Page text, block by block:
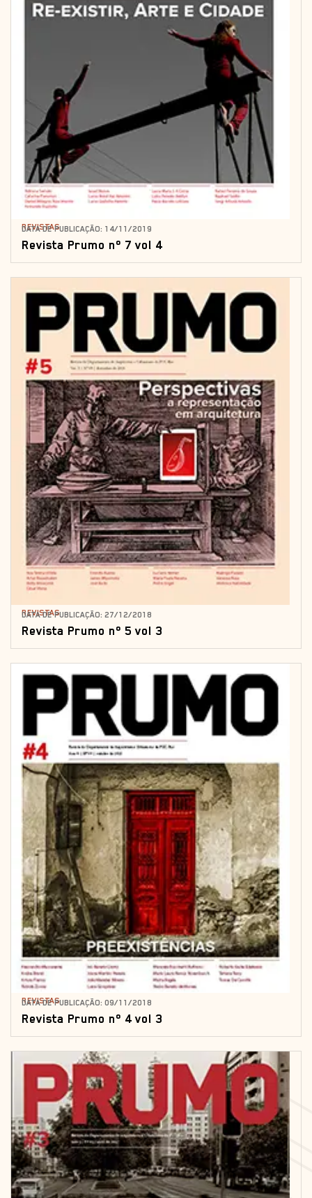
REVISTAS
DATA DE PUBLICAÇÃO: 14/11/2019
Revista Prumo nº 7 vol 4
REVISTAS
DATA DE PUBLICAÇÃO: 27/12/2018
Revista Prumo nº 5 vol 3
REVISTAS
DATA DE PUBLICAÇÃO: 09/11/2018
Revista Prumo nº 4 vol 3